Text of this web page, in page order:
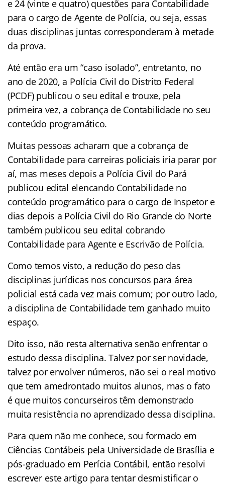
e 24 (vinte e quatro) questões para Contabilidade
para o cargo de Agente de Polícia, ou seja, essas
duas disciplinas juntas corresponderam à metade
da prova.
Até então era um “caso isolado”, entretanto, no
ano de 2020, a Polícia Civil do Distrito Federal
(PCDF) publicou o seu edital e trouxe, pela
primeira vez, a cobrança de Contabilidade no seu
conteúdo programático.
Muitas pessoas acharam que a cobrança de
Contabilidade para carreiras policiais iria parar por
aí, mas meses depois a Polícia Civil do Pará
publicou edital elencando Contabilidade no
conteúdo programático para o cargo de Inspetor e
dias depois a Polícia Civil do Rio Grande do Norte
também publicou seu edital cobrando
Contabilidade para Agente e Escrivão de Polícia.
Como temos visto, a redução do peso das
disciplinas jurídicas nos concursos para área
policial está cada vez mais comum; por outro lado,
a disciplina de Contabilidade tem ganhado muito
espaço.
Dito isso, não resta alternativa senão enfrentar o
estudo dessa disciplina. Talvez por ser novidade,
talvez por envolver números, não sei o real motivo
que tem amedrontado muitos alunos, mas o fato
é que muitos concurseiros têm demonstrado
muita resistência no aprendizado dessa disciplina.
Para quem não me conhece, sou formado em
Ciências Contábeis pela Universidade de Brasília e
pós-graduado em Perícia Contábil, então resolvi
escrever este artigo para tentar desmistificar o